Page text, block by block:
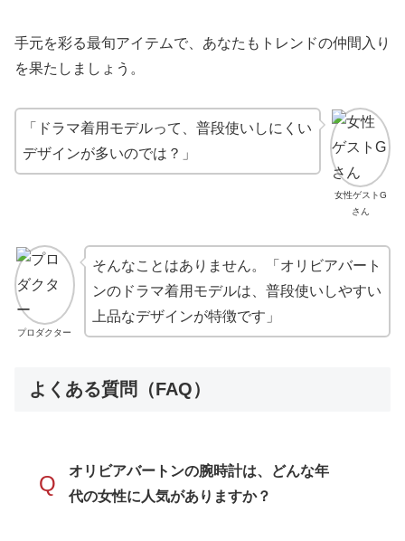
手元を彩る最旬アイテムで、あなたもトレンドの仲間入り
を果たしましょう。
女性ゲストG
さん
「ドラマ着用モデルって、普段使いしにくい
デザインが多いのでは？」
プロダクター
そんなことはありません。「オリビアバート
ンのドラマ着用モデルは、普段使いしやすい
上品なデザインが特徴です」
よくある質問（FAQ）
Q
オリビアバートンの腕時計は、どんな年
代の女性に人気がありますか？